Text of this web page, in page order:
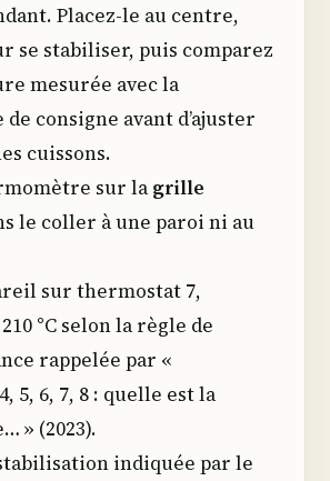
Placez-le au centre,
se stabiliser, puis comparez
mesurée avec la
consigne avant d’ajuster
cuissons.
sur lagrille
le coller à une paroi ni au
sur thermostat 7,
°C selon la règle de
rappelée par «
5, 6, 7, 8 : quelle est la
» (2023).
indiquée par le